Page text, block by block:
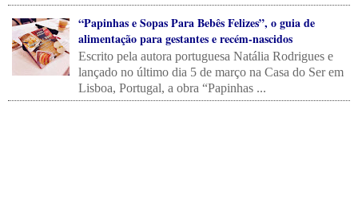
“Papinhas e Sopas Para Bebês Felizes”, o guia de
alimentação para gestantes e recém-nascidos
Escrito pela autora portuguesa Natália Rodrigues e
lançado no último dia 5 de março na Casa do Ser em
Lisboa, Portugal, a obra “Papinhas ...